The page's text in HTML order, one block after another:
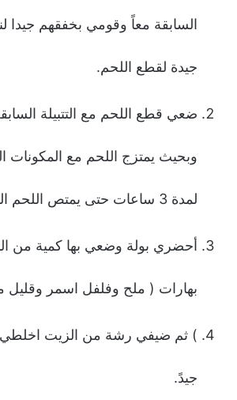
السابقة معاً وقومي بخفقهم جیدا
جیدة لقطع اللحم.
ضعي قطع اللحم مع التتبیلة
وبحیث یمتزج اللحم مع المكونات
لمدة 3 ساعات حتى یمتص اللحم التتبیلة.
أحضري بولة وضعي بها كمیة من
بهارات ( ملح وفلفل اسمر وقلیل
) ثم ضیفي رشة من الزیت اخلطي
جیدً.